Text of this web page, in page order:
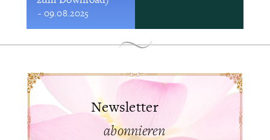
- 09.08.2025
abonnieren
Newsletter